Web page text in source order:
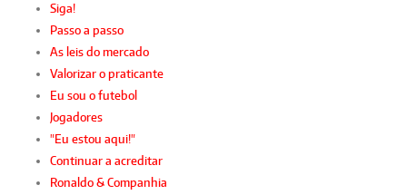
Siga!
Passo a passo
As leis do mercado
Valorizar o praticante
Eu sou o futebol
Jogadores
"Eu estou aqui!"
Continuar a acreditar
Ronaldo & Companhia